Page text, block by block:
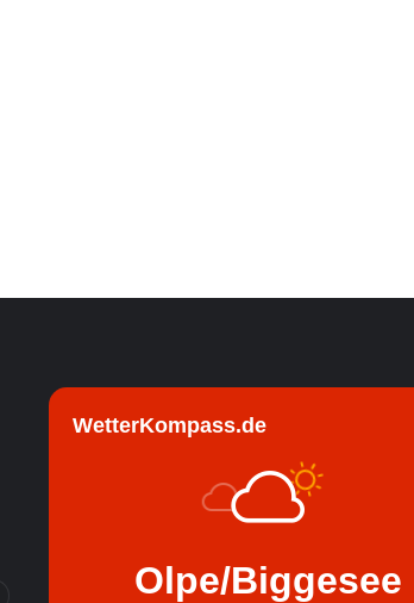
WetterKompass.de
Olpe/Biggesee